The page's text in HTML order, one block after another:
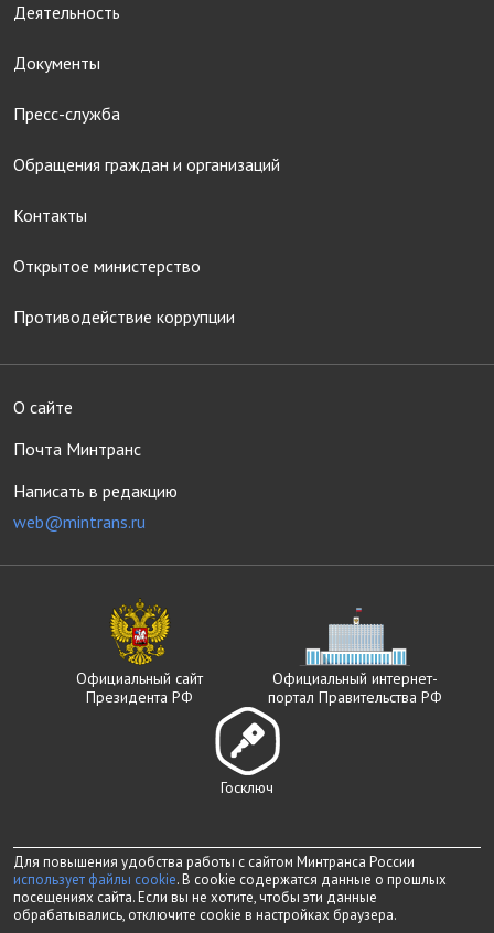
Деятельность
Документы
Пресс-служба
Обращения граждан и организаций
Контакты
Открытое министерство
Противодействие коррупции
О сайте
Почта Минтранс
Написать в редакцию
web@mintrans.ru
Официальный сайт
Президента РФ
Официальный интернет-
портал Правительства РФ
Госключ
Для повышения удобства работы с сайтом Минтранса России
использует файлы cookie. В cookie содержатся данные о прошлых
посещениях сайта. Если вы не хотите, чтобы эти данные
обрабатывались, отключите cookie в настройках браузера.